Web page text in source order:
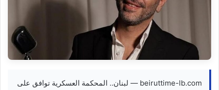
beiruttime-lb.com — لبنان.. المحكمة العسكرية توافق على